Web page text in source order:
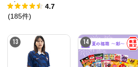
ブラジャー4.7
(185件)
13 14